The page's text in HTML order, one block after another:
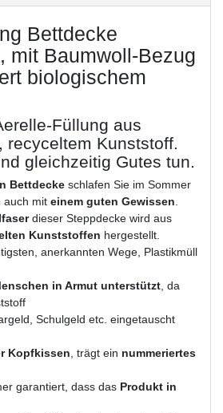
Bettdecke
mit Baumwoll-Bezug
biologischem
Füllung aus
recyceltem Kunststoff.
gleichzeitig Gutes tun.
Bettdecke schlafen Sie im Sommer
auch mit einem guten Gewissen.
dieser Steppdecke wird aus
Kunststoffen hergestellt.
anerkannten Wege, Plastikmüll
in Armut unterstützt, da
Schulgeld etc. eingetauscht
Kopfkissen, trägt ein nummeriertes
garantiert, dass das Produkt in